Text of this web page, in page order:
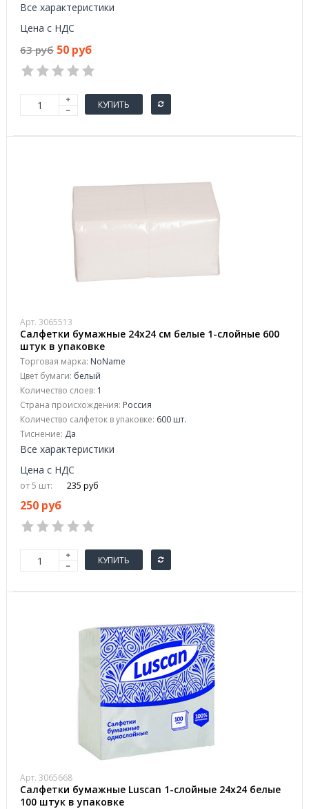
Все характеристики
Цена с НДС
63 руб 50 руб
КУПИТЬ
Арт. 3065513
Салфетки бумажные 24x24 см белые 1-слойные 600
штук в упаковке
Торговая марка: NoName
Цвет бумаги: белый
Количество слоев: 1
Страна происхождения: Россия
Количество салфеток в упаковке: 600 шт.
Тиснение: Да
Все характеристики
Цена с НДС
от 5 шт: 235 руб
250 руб
КУПИТЬ
Арт. 3065668
Салфетки бумажные Luscan 1-слойные 24х24 белые
100 штук в упаковке